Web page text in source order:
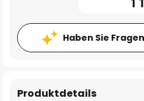
Haben Sie
Produktdetails